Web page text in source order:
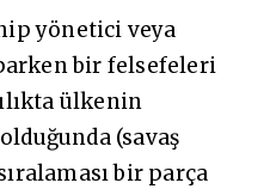
yönetici veya
bir felsefeleri
ülkenin
(savaş
bir parça